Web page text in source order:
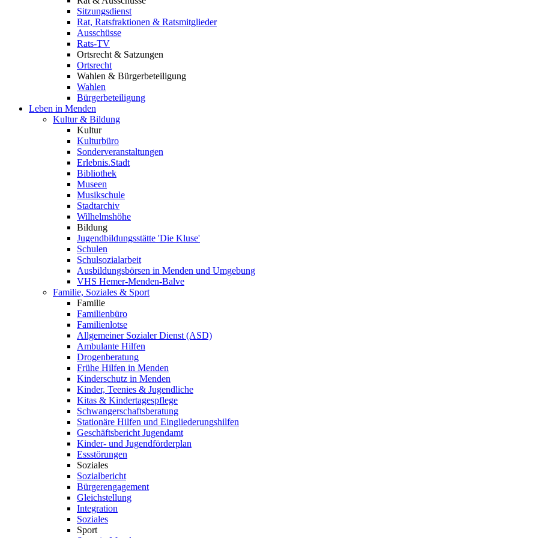
Sitzungsdienst
Rat, Ratsfraktionen & Ratsmitglieder
Ausschüsse
Rats-TV
Ortsrecht & Satzungen
Ortsrecht
Wahlen & Bürgerbeteiligung
Wahlen
Bürgerbeteiligung
Leben in Menden
Kultur & Bildung
Kultur
Kulturbüro
Sonderveranstaltungen
Erlebnis.Stadt
Bibliothek
Museen
Musikschule
Stadtarchiv
Wilhelmshöhe
Bildung
Jugendbildungsstätte 'Die Kluse'
Schulen
Schulsozialarbeit
Ausbildungsbörsen in Menden und Umgebung
VHS Hemer-Menden-Balve
Familie, Soziales & Sport
Familie
Familienbüro
Familienlotse
Allgemeiner Sozialer Dienst (ASD)
Ambulante Hilfen
Drogenberatung
Frühe Hilfen in Menden
Kinderschutz in Menden
Kinder, Teenies & Jugendliche
Kitas & Kindertagespflege
Schwangerschaftsberatung
Stationäre Hilfen und Eingliederungshilfen
Geschäftsbericht Jugendamt
Kinder- und Jugendförderplan
Essstörungen
Soziales
Sozialbericht
Bürgerengagement
Gleichstellung
Integration
Soziales
Sport